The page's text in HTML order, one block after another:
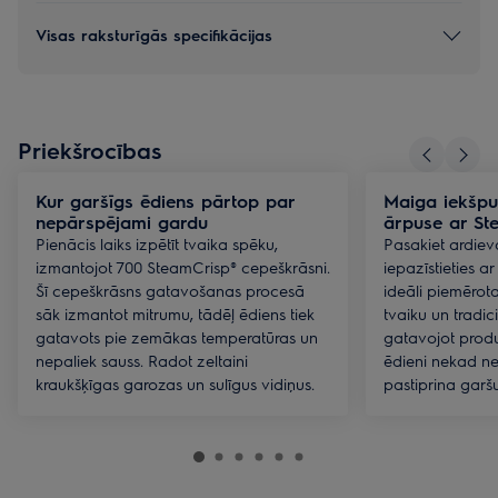
Visas raksturīgās specifikācijas
Priekšrocības
Kur garšīgs ēdiens pārtop par
nepārspējami gardu
Pienācis laiks izpētīt tvaika spēku,
izmantojot 700 SteamCrisp® cepeškrāsni.
Šī cepeškrāsns gatavošanas procesā
sāk izmantot mitrumu, tādēļ ēdiens tiek
gatavots pie zemākas temperatūras un
nepaliek sauss. Radot zeltaini
kraukšķīgas garozas un sulīgus vidiņus.
Maiga
ārpuse ar
Pasakiet
iepazīstieties
ideāli
tvaiku un
gatavojot
ēdieni nekad
pastiprina